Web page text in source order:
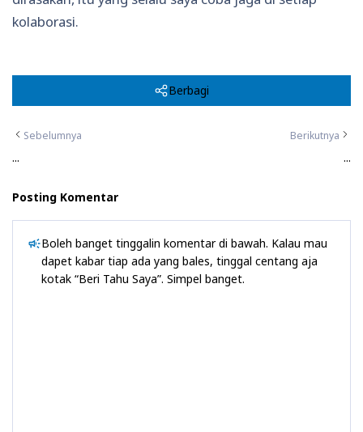
kolaborasi.
Berbagi
Sebelumnya
...
Berikutnya
...
Posting Komentar
Boleh banget tinggalin komentar di bawah. Kalau mau
dapet kabar tiap ada yang bales, tinggal centang aja
kotak “Beri Tahu Saya”. Simpel banget.